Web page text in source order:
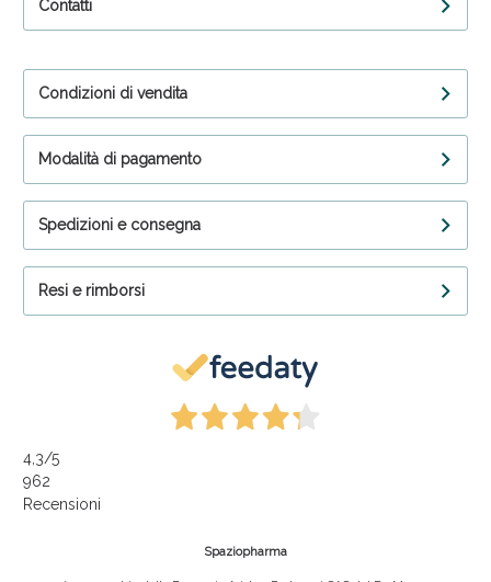
Contatti
Condizioni di vendita
Modalità di pagamento
Spedizioni e consegna
Resi e rimborsi
4,3/5
962
Recensioni
Spaziopharma